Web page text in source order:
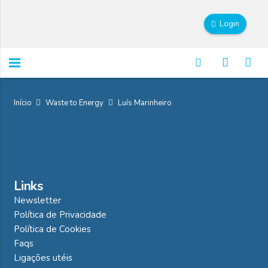
Login
Início Waste to Energy Luís Marinheiro
Links
Newsletter
Política de Privacidade
Política de Cookies
Faqs
Ligações utéis